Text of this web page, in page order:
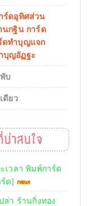
ร์ดอุทิศส่วน
นกฐิน การ์ด
ดทำบุญแจก
บุญอัฏฐะ
บ
ดียว
าสนใจ
เวลา พิมพ์การ์ด
ด]
ล่า ร้านกิ่งทอง